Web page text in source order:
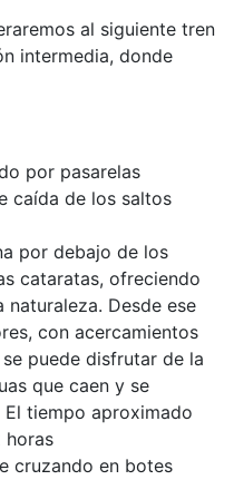
al siguiente tren
intermedia, donde
por pasarelas
caída de los saltos
por debajo de los
cataratas, ofreciendo
Desde ese
con acercamientos
puede disfrutar de la
que caen y se
tiempo aproximado
horas
cruzando en botes